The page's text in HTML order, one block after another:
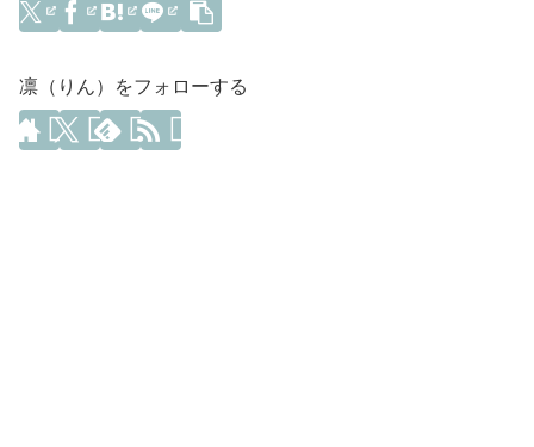
凛（りん）をフォローする